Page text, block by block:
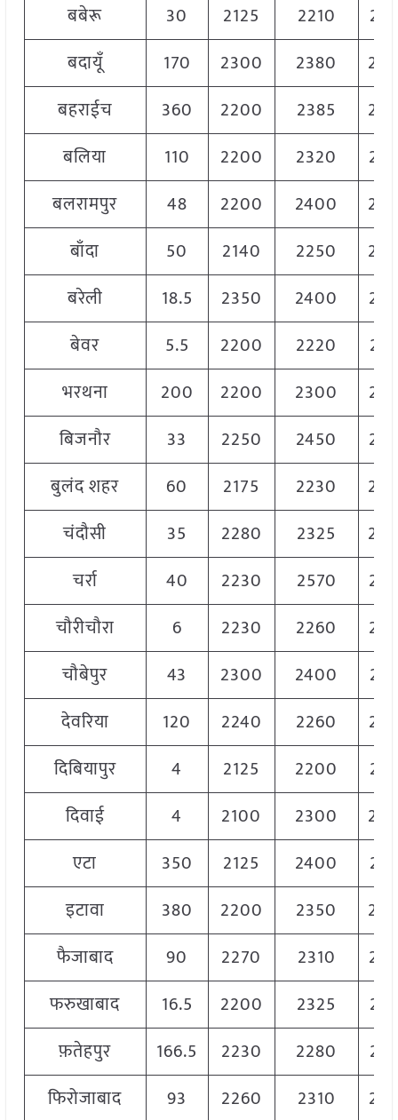
बबेरू
30 2125 2210
बदायूँ
170 2300 2380
बहराईच
360 2200 2385
बलिया
110 2200 2320
बलरामपुर
48 2200 2400
बाँदा
50 2140 2250
बरेली
18.5 2350 2400
बेवर
5.5 2200 2220
भरथना
200 2200 2300
बिजनौर
33 2250 2450
बुलंद शहर
60 2175 2230
चंदौसी
35 2280 2325
चर्रा
40 2230 2570
चौरीचौरा
6 2230 2260
चौबेपुर
43 2300 2400
देवरिया
120 2240 2260
दिबियापुर
4 2125 2200
दिवाई
4 2100 2300
एटा
350 2125 2400
इटावा
380 2200 2350
फैजाबाद
90 2270 2310
फरुखाबाद
16.5 2200 2325
फ़तेहपुर
166.5 2230 2280
फिरोजाबाद
93 2260 2310